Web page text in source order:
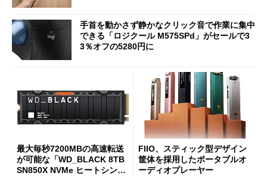
手首を動かさず静かなクリック音で作業に集中
できる「ロジクール M575SPd」がセールで3
3％オフの5280円に
最大毎秒7200MBの高速転送
が可能な「WD_BLACK 8TB
SN850X NVMe ヒートシンク
FIIO、スティック型デザイン
筐体を採用したポータブルオ
ーディオプレーヤー